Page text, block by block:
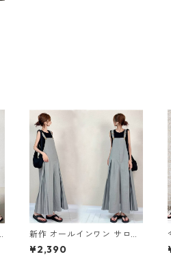
新作 オールインワン サロペ
ットパンツ m-462
¥2,390